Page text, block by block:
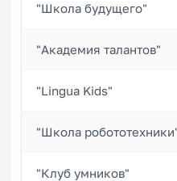
"Школа будущего"
"Академия талантов"
"Lingua Kids"
"Школа
"Клуб умников"